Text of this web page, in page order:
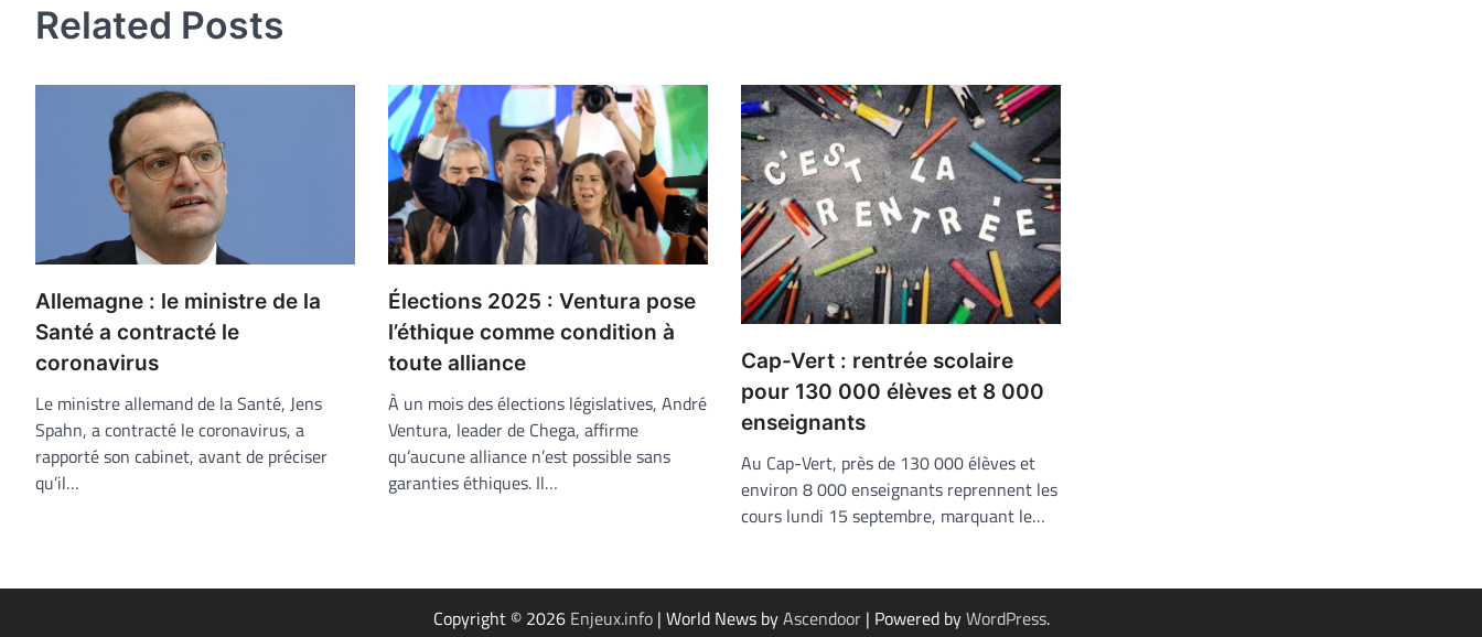
Related Posts
Allemagne : le ministre de la
Santé a contracté le
coronavirus
Le ministre allemand de la Santé, Jens
Spahn, a contracté le coronavirus, a
rapporté son cabinet, avant de préciser
qu’il…
Élections 2025 : Ventura pose
l’éthique comme condition à
toute alliance
À un mois des élections législatives, André
Ventura, leader de Chega, affirme
qu’aucune alliance n’est possible sans
garanties éthiques. Il…
Cap-Vert : rentrée scolaire
pour 130 000 élèves et 8 000
enseignants
Au Cap-Vert, près de 130 000 élèves et
environ 8 000 enseignants reprennent les
cours lundi 15 septembre, marquant le…
Copyright © 2026 Enjeux.info| World News byAscendoor| Powered byWordPress.